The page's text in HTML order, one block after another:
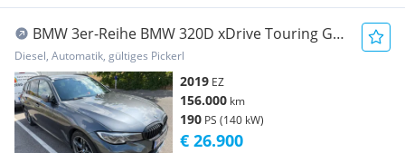
BMW 3er-Reihe BMW 320D xDrive Touring G21
M-Sport
Diesel, Automatik, gültiges Pickerl
2019 EZ
156.000 km
190 PS (140 kW)
€ 26.900